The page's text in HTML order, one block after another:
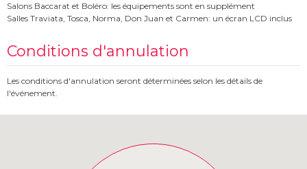
Salons Baccarat et Boléro: les équipements sont en supplément
Salles Traviata, Tosca, Norma, Don Juan et Carmen: un écran LCD inclus
Conditions d'annulation
Les conditions d'annulation seront déterminées selon les détails de
l'événement.